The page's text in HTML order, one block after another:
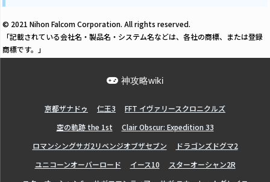
© 2021 Nihon Falcom Corporation. All rights reserved.
「記載されている会社名・製品名・システム名などは、各社の商標、または登録
商標です。」
神攻略wiki
亰都ザナドゥ 仁王3
FFT イヴァリースクロニクルズ
空の軌跡 the 1st
Clair Obscur: Expedition 33
ロマンシングサガ2リベンジオブザセブン
ドラゴンズドグマ2
ユニコーンオーバーロード
イース10
スターオーシャン2R